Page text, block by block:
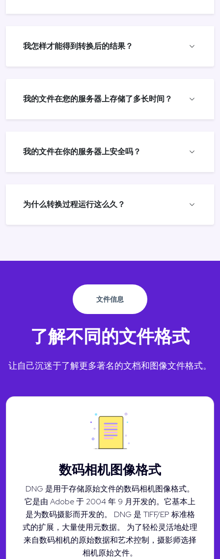
我怎样才能得到转换后的结果？
我的文件在您的服务器上存储了多长时间？
我的文件在你的服务器上安全吗？
为什么转换过程运行这么久？
文件信息
了解不同的文件格式
让自己沉迷于了解更多著名的文档和图像文件格式。
数码相机图像格式
DNG 是用于存储原始文件的数码相机图像格式。
它是由 Adobe 于 2004 年 9 月开发的。它基本上
是为数码摄影而开发的。 DNG 是 TIFF/EP 标准格
式的扩展，大量使用元数据。 为了轻松灵活地处理
来自数码相机的原始数据和艺术控制，摄影师选择
相机原始文件。